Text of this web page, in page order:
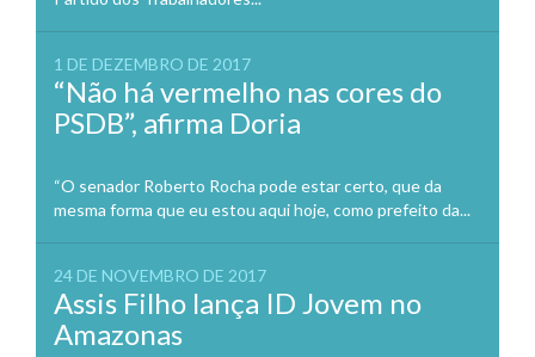
1 DE DEZEMBRO DE 2017
“Não há vermelho nas cores do
PSDB”, afirma Doria
“O senador Roberto Rocha pode estar certo, que da
mesma forma que eu estou aqui hoje, como prefeito da...
24 DE NOVEMBRO DE 2017
Assis Filho lança ID Jovem no
Amazonas